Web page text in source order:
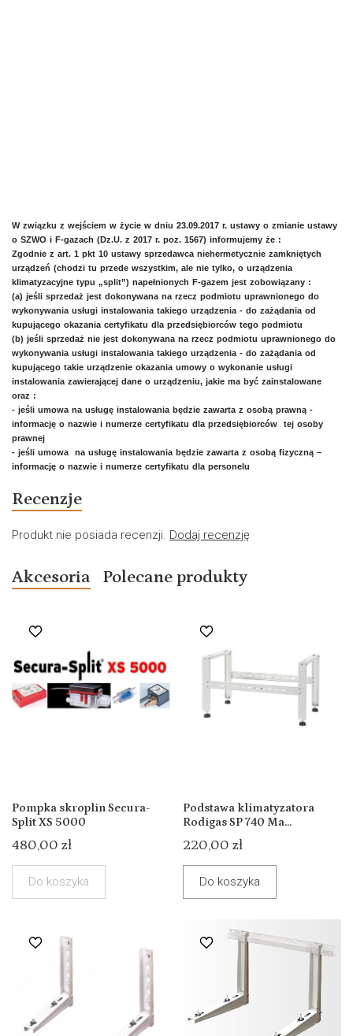
W związku z wejściem w życie w dniu 23.09.2017 r. ustawy o zmianie ustawy
o SZWO i F-gazach (Dz.U. z 2017 r. poz. 1567) informujemy że :
Zgodnie z art. 1 pkt 10 ustawy sprzedawca niehermetycznie zamkniętych
urządzeń (chodzi tu przede wszystkim, ale nie tylko, o urządzenia
klimatyzacyjne typu „split”) napełnionych F-gazem jest zobowiązany :
(a) jeśli sprzedaż jest dokonywana na rzecz podmiotu uprawnionego do
wykonywania usługi instalowania takiego urządzenia - do zażądania od
kupującego okazania certyfikatu dla przedsiębiorców tego podmiotu
(b) jeśli sprzedaż nie jest dokonywana na rzecz podmiotu uprawnionego do
wykonywania usługi instalowania takiego urządzenia - do zażądania od
kupującego takie urządzenie okazania umowy o wykonanie usługi
instalowania zawierającej dane o urządzeniu, jakie ma być zainstalowane
oraz :
- jeśli umowa na usługę instalowania będzie zawarta z osobą prawną -
informację o nazwie i numerze certyfikatu dla przedsiębiorców tej osoby
prawnej
- jeśli umowa na usługę instalowania będzie zawarta z osobą fizyczną –
informację o nazwie i numerze certyfikatu dla personelu
Recenzje
Produkt nie posiada recenzji. Dodaj recenzję
Akcesoria Polecane produkty
Pompka skroplin Secura-
Split XS 5000
480,00 zł
Do koszyka
Podstawa klimatyzatora
Rodigas SP 740 Ma...
220,00 zł
Do koszyka